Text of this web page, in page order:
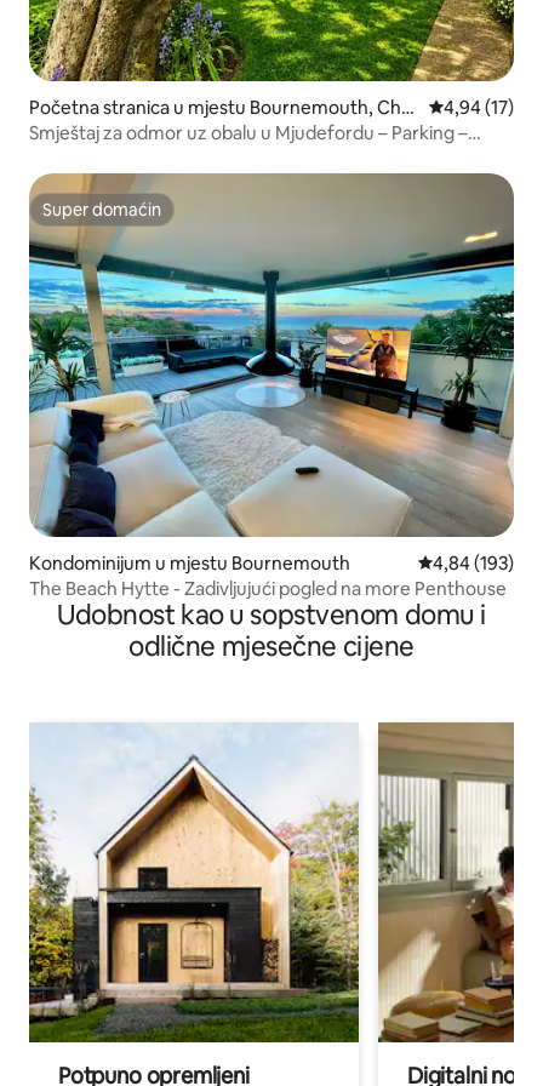
Početna stranica u mjestu Bournemouth, Chri
stchurch and Poole
prosječna
4,94 (17)
Smještaj za odmor uz obalu u Mjudefordu – Parking –
Super domaćin
Super domaćin
Kondominijum u mjestu Bournemouth prosječna
4,84 (193)
The Beach Hytte - Zadivljujući pogled na more Penthouse
Udobnost kao u sopstvenom domu i
odlične mjesečne cijene
Potpuno opremljeni Digitalni